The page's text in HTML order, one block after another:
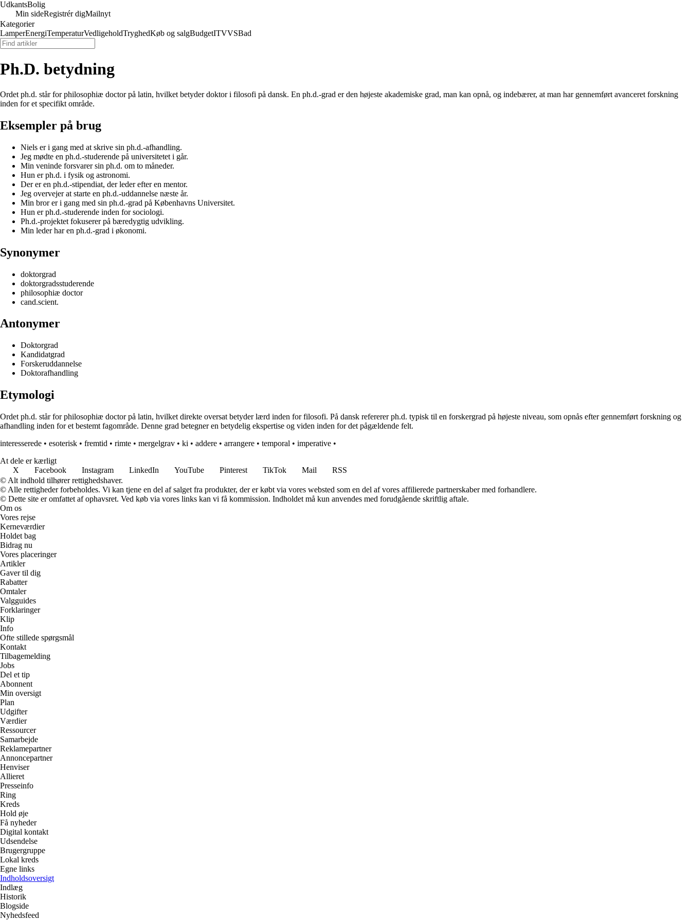
UdkantsBolig
Min sideRegistrér digMailnyt
Kategorier
LamperEnergiTemperaturVedligeholdTryghedKøb og salgBudgetITVVSBad
Ph.D. betydning
Ordet ph.d. står for philosophiæ doctor på latin, hvilket betyder doktor i filosofi på dansk. En ph.d.-grad er den højeste akademiske grad, man kan opnå, og indebærer, at man har gennemført avanceret forskning
inden for et specifikt område.
Eksempler på brug
Niels er i gang med at skrive sin ph.d.-afhandling.
Jeg mødte en ph.d.-studerende på universitetet i går.
Min veninde forsvarer sin ph.d. om to måneder.
Hun er ph.d. i fysik og astronomi.
Der er en ph.d.-stipendiat, der leder efter en mentor.
Jeg overvejer at starte en ph.d.-uddannelse næste år.
Min bror er i gang med sin ph.d.-grad på Københavns Universitet.
Hun er ph.d.-studerende inden for sociologi.
Ph.d.-projektet fokuserer på bæredygtig udvikling.
Min leder har en ph.d.-grad i økonomi.
Synonymer
doktorgrad
doktorgradsstuderende
philosophiæ doctor
cand.scient.
Antonymer
Doktorgrad
Kandidatgrad
Forskeruddannelse
Doktorafhandling
Etymologi
Ordet ph.d. står for philosophiæ doctor på latin, hvilket direkte oversat betyder lærd inden for filosofi. På dansk refererer ph.d. typisk til en forskergrad på højeste niveau, som opnås efter gennemført forskning og
afhandling inden for et bestemt fagområde. Denne grad betegner en betydelig ekspertise og viden inden for det pågældende felt.
interesserede • esoterisk • fremtid • rimte • mergelgrav • ki • addere • arrangere • temporal • imperative •
At dele er kærligt
X
Facebook Instagram LinkedIn YouTube Pinterest TikTok Mail
RSS
© Alt indhold tilhører rettighedshaver.
© Alle rettigheder forbeholdes. Vi kan tjene en del af salget fra produkter, der er købt via vores websted som en del af vores affilierede partnerskaber med forhandlere.
© Dette site er omfattet af ophavsret. Ved køb via vores links kan vi få kommission. Indholdet må kun anvendes med forudgående skriftlig aftale.
Om os
Vores rejse
Kerneværdier
Holdet bag
Bidrag nu
Vores placeringer
Artikler
Gaver til dig
Rabatter
Omtaler
Valgguides
Forklaringer
Klip
Info
Ofte stillede spørgsmål
Kontakt
Tilbagemelding
Jobs
Del et tip
Abonnent
Min oversigt
Plan
Udgifter
Værdier
Ressourcer
Samarbejde
Reklamepartner
Annoncepartner
Henviser
Allieret
Presseinfo
Ring
Kreds
Hold øje
Få nyheder
Digital kontakt
Udsendelse
Brugergruppe
Lokal kreds
Egne links
Indholdsoversigt
Indlæg
Historik
Blogside
Nyhedsfeed